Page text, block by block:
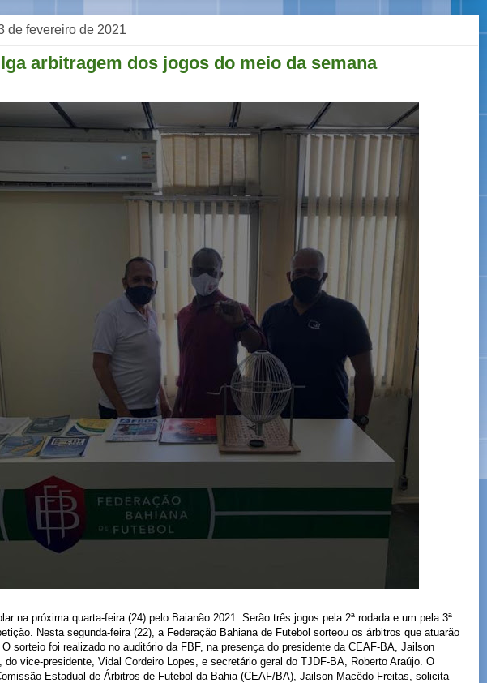
de fevereiro de 2021
arbitragem dos jogos do meio da semana
na próxima quarta-feira (24) pelo Baianão 2021. Serão três jogos pela 2ª rodada e um pela 3ª
Nesta segunda-feira (22), a Federação Bahiana de Futebol sorteou os árbitros que atuarão
sorteio foi realizado no auditório da FBF, na presença do presidente da CEAF-BA, Jailson
do vice-presidente, Vidal Cordeiro Lopes, e secretário geral do TJDF-BA, Roberto Araújo. O
Estadual de Árbitros de Futebol da Bahia (CEAF/BA), Jailson Macêdo Freitas, solicita